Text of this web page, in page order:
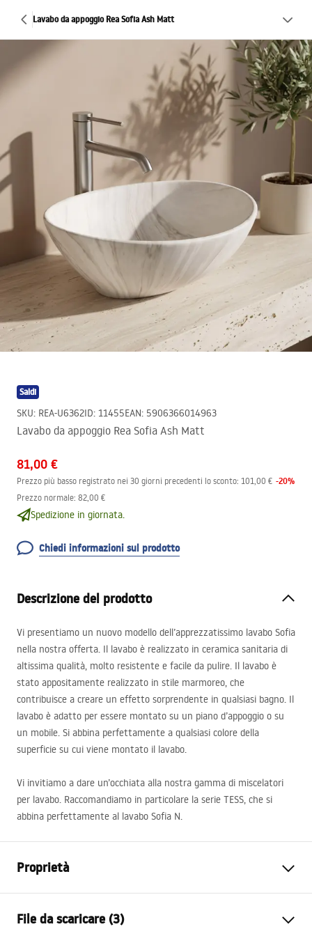
Lavabo da appoggio Rea Sofia Ash Matt
Saldi
SKU: REA-U6362ID: 11455EAN: 5906366014963
Lavabo da appoggio Rea Sofia Ash Matt
81,00 €
Prezzo più basso registrato nei 30 giorni precedenti lo sconto: 101,00 € -20%
Prezzo normale: 82,00 €
Spedizione in giornata.
Chiedi informazioni sul prodotto
Descrizione del prodotto
Vi presentiamo un nuovo modello dell’apprezzatissimo lavabo Sofia
nella nostra offerta. Il lavabo è realizzato in ceramica sanitaria di
altissima qualità, molto resistente e facile da pulire. Il lavabo è
stato appositamente realizzato in stile marmoreo, che
contribuisce a creare un effetto sorprendente in qualsiasi bagno. Il
lavabo è adatto per essere montato su un piano d’appoggio o su
un mobile. Si abbina perfettamente a qualsiasi colore della
superficie su cui viene montato il lavabo.
Vi invitiamo a dare un’occhiata alla nostra gamma di miscelatori
per lavabo. Raccomandiamo in particolare la serie TESS, che si
abbina perfettamente al lavabo Sofia N.
Proprietà
Materiale
File da scaricare (3)